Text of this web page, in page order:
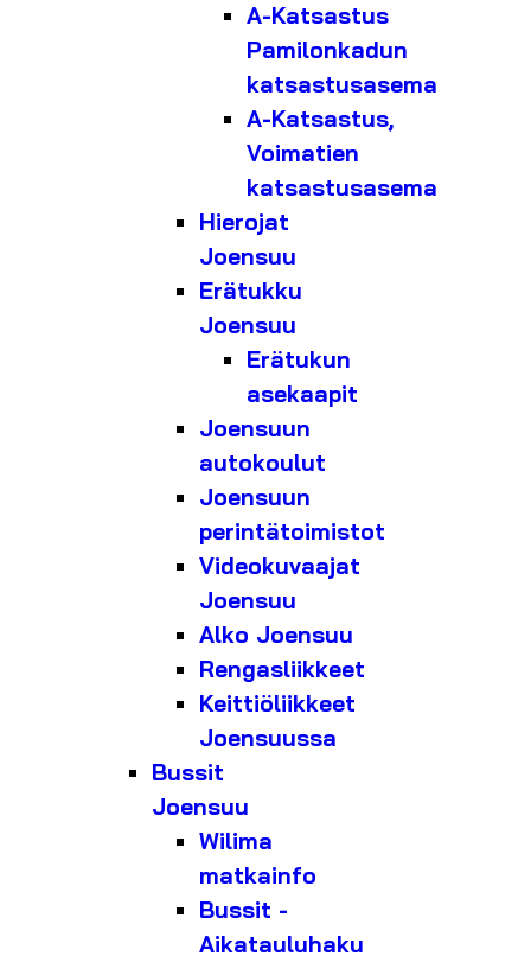
A-Katsastus
Pamilonkadun
katsastusasema
A-Katsastus,
Voimatien
katsastusasema
Hierojat
Joensuu
Erätukku
Joensuu
Erätukun
asekaapit
Joensuun
autokoulut
Joensuun
perintätoimistot
Videokuvaajat
Joensuu
Alko Joensuu
Rengasliikkeet
Keittiöliikkeet
Joensuussa
Bussit
Joensuu
Wilima
matkainfo
Bussit -
Aikatauluhaku